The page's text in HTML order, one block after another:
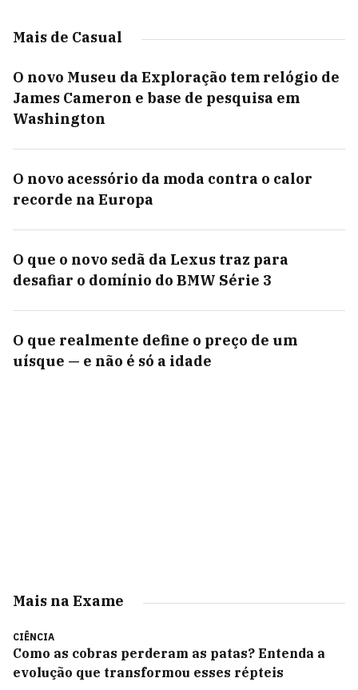
Mais de Casual
O novo Museu da Exploração tem relógio de
James Cameron e base de pesquisa em
Washington
O novo acessório da moda contra o calor
recorde na Europa
O que o novo sedã da Lexus traz para
desafiar o domínio do BMW Série 3
O que realmente define o preço de um
uísque — e não é só a idade
Mais na Exame
CIÊNCIA
Como as cobras perderam as patas? Entenda a
evolução que transformou esses répteis